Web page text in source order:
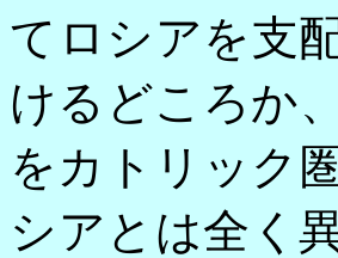
てロシアを支
けるどころか
をカトリック
シアとは全く